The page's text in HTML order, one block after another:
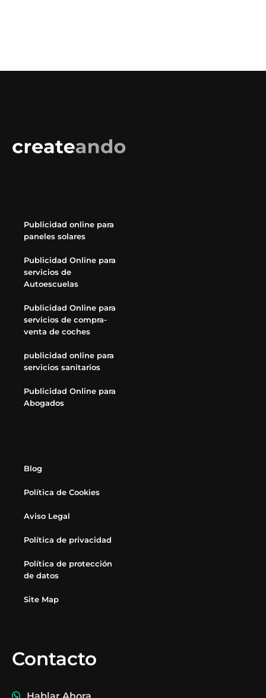
Publicidad online para
paneles solares
Publicidad Online para
servicios de
Autoescuelas
Publicidad Online para
servicios de compra-
venta de coches
publicidad online para
servicios sanitarios
Publicidad Online para
Abogados
Blog
Política de Cookies
Aviso Legal
Política de privacidad
Política de protección
de datos
Site Map
Contacto